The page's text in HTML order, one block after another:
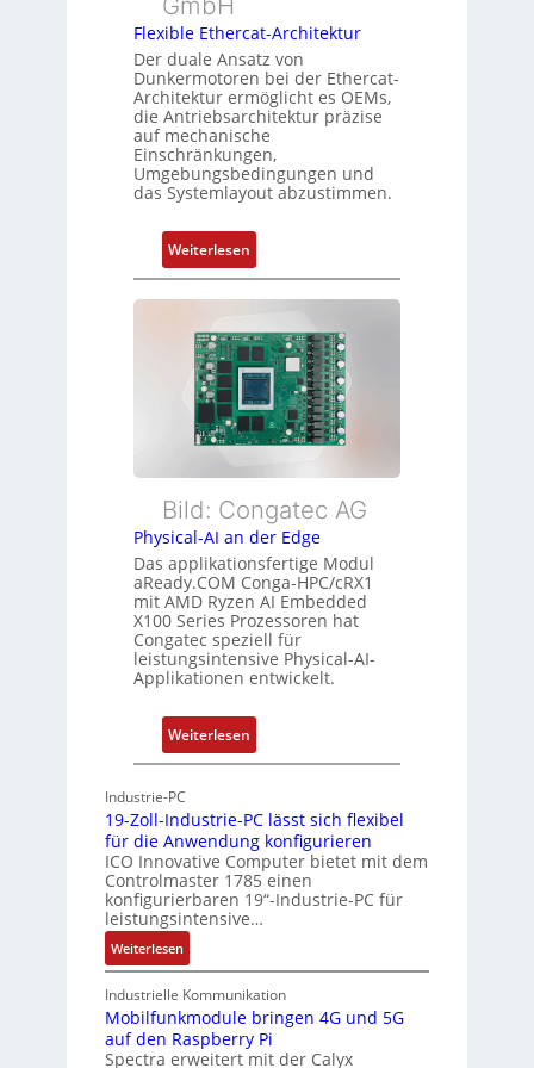
u
n
d
Z
u
s
t
d
b
e
r
w
a
u
n
g
s
o
r
g
t
f
ü
m
e
h
L
e
i
s
t
n
g
Flexible Ethercat-Architektur
Der duale Ansatz von
Dunkermotoren bei der Ethercat-
Architektur ermöglicht es OEMs,
die Antriebsarchitektur präzise
auf mechanische
Einschränkungen,
Umgebungsbedingungen und
das Systemlayout abzustimmen.
Weiterlesen:
F
l
x
i
b
l
e
E
h
e
r
c
a
t
-
r
c
t
e
k
t
u
Bild: Congatec AG
Physical-AI an der Edge
Das applikationsfertige Modul
aReady.COM Conga-HPC/cRX1
mit AMD Ryzen AI Embedded
X100 Series Prozessoren hat
Congatec speziell für
leistungsintensive Physical-AI-
Applikationen entwickelt.
Weiterlesen:
P
s
i
c
a
I
a
n
Industrie-PC
19-Zoll-Industrie-PC lässt sich flexibel
für die Anwendung konfigurieren
ICO Innovative Computer bietet mit dem
Controlmaster 1785 einen
konfigurierbaren 19“-Industrie-PC für
leistungsintensive…
Weiterlesen:
1
9
-
Z
o
Industrielle Kommunikation
Mobilfunkmodule bringen 4G und 5G
auf den Raspberry Pi
Spectra erweitert mit der Calyx